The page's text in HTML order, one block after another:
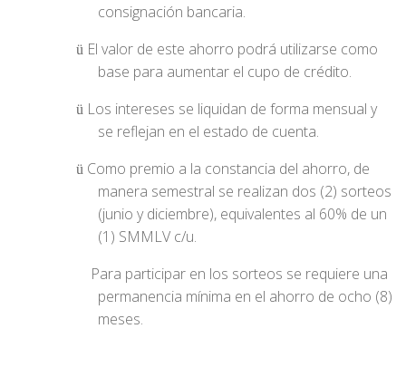
consignación bancaria.
ü El valor de este ahorro podrá utilizarse como
base para aumentar el cupo de crédito.
ü Los intereses se liquidan de forma mensual y
se reflejan en el estado de cuenta.
ü Como premio a la constancia del ahorro, de
manera semestral se realizan dos (2) sorteos
(junio y diciembre), equivalentes al 60% de un
(1) SMMLV c/u.
Para participar en los sorteos se requiere una
permanencia mínima en el ahorro de ocho (8)
meses.